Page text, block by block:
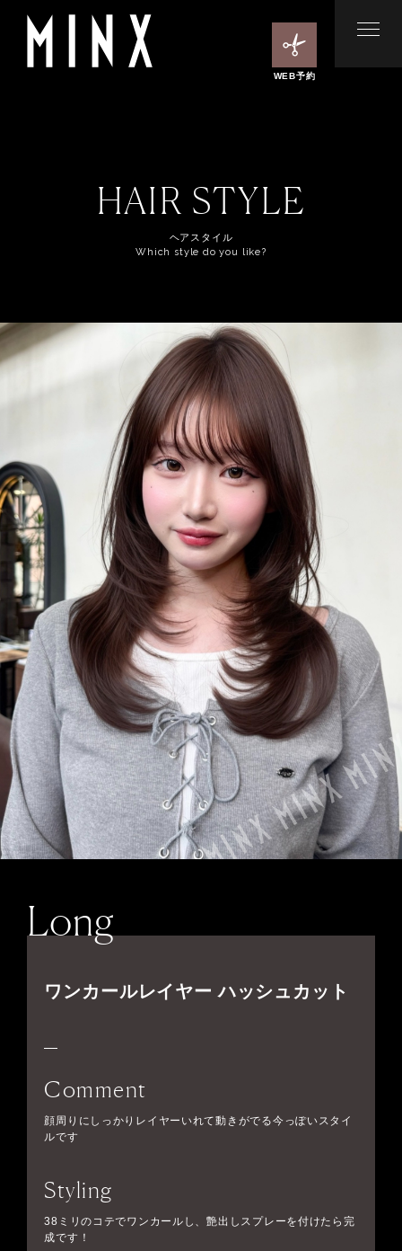
WEB予約
HAIR STYLE
ヘアスタイル
Which style do you like?
Long
ワンカールレイヤー ハッシュカット
Comment
顔周りにしっかりレイヤーいれて動きがでる今っぽいスタイ
ルです
Styling
38ミリのコテでワンカールし、艶出しスプレーを付けたら完
成です！